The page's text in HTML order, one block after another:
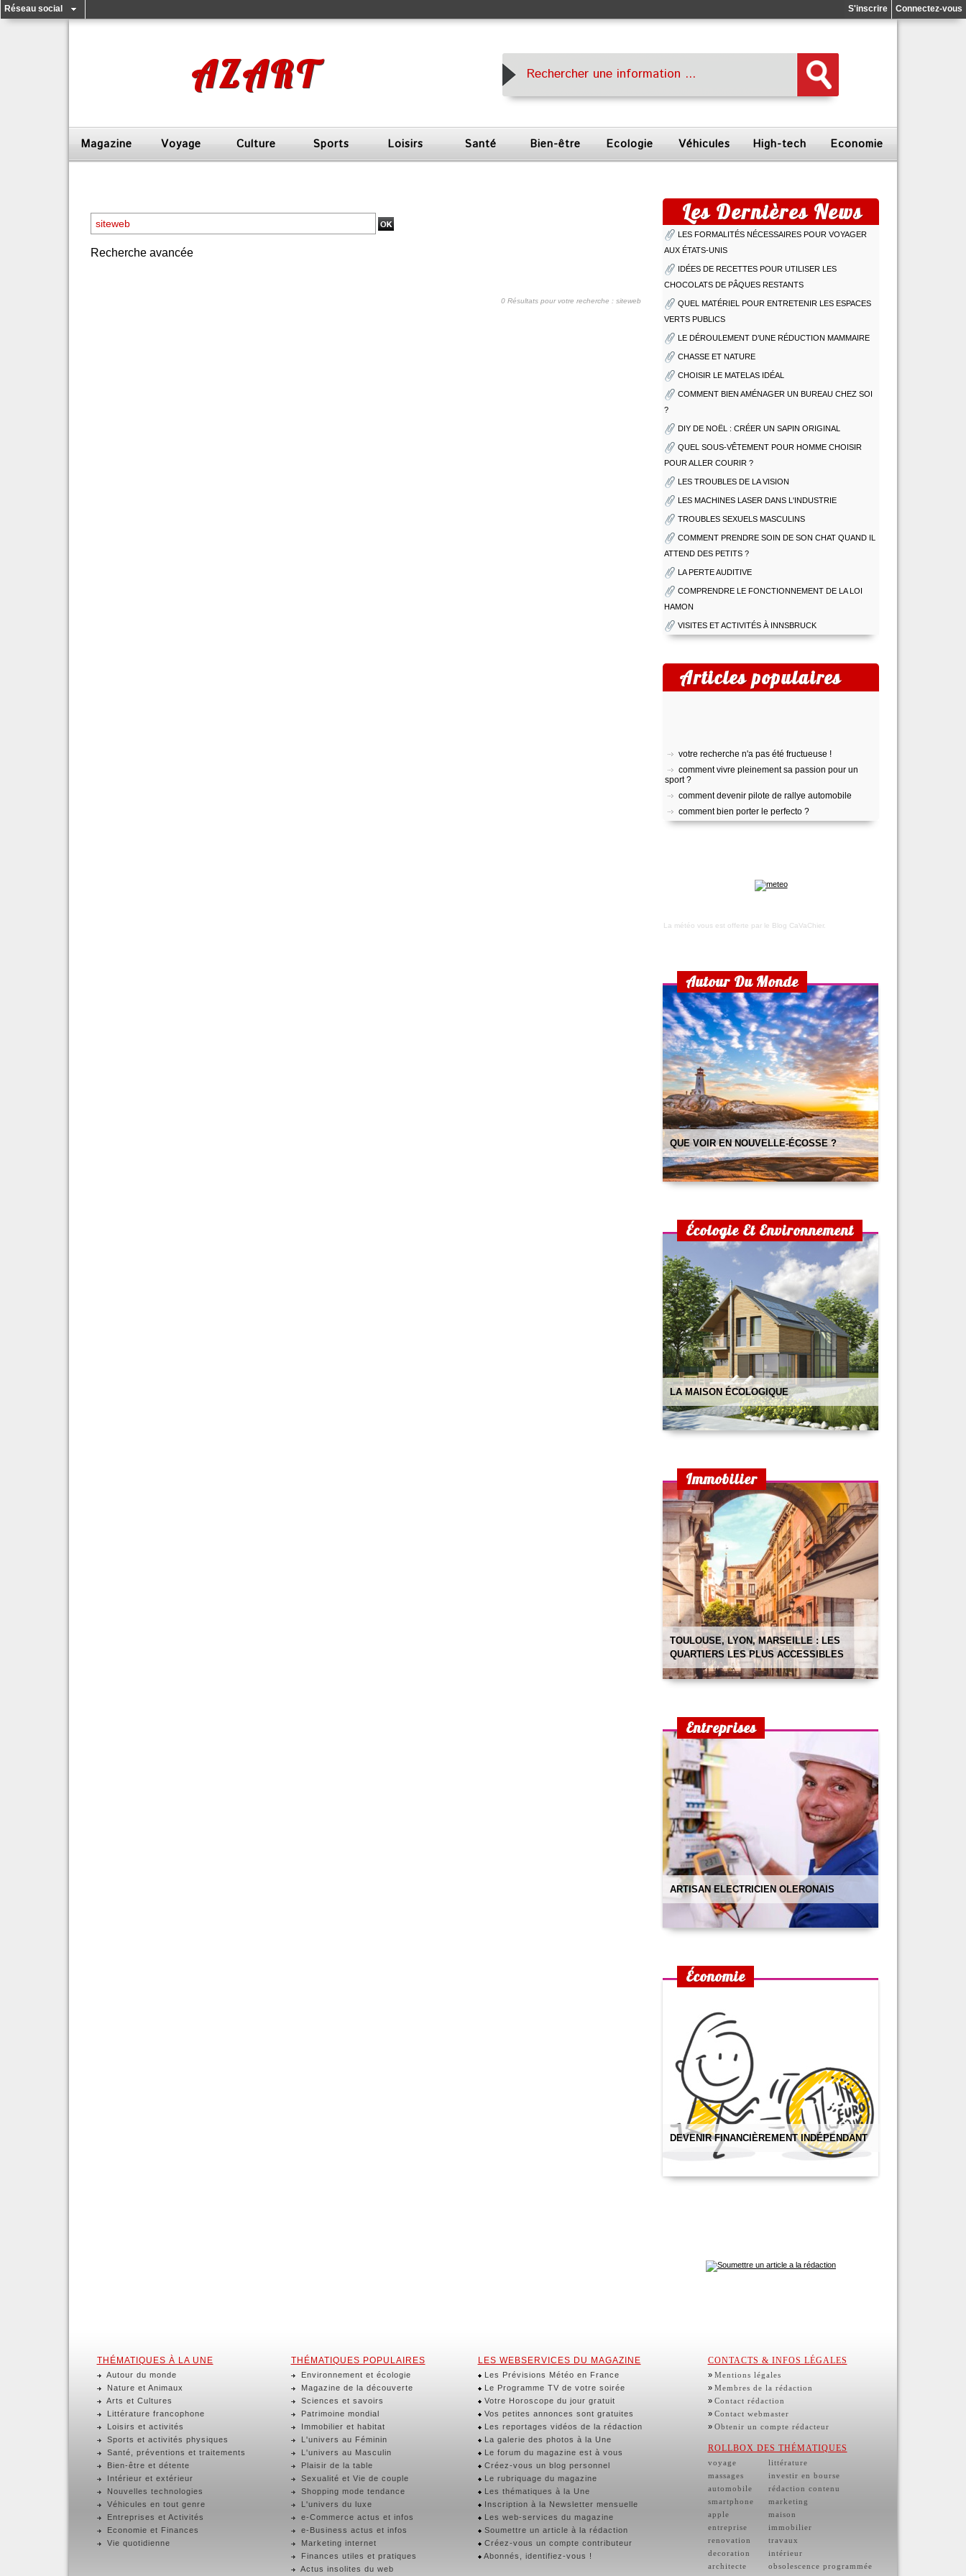
Réseau social Connectez-vous
S'inscrire
AZART
Magazine Voyage Culture Sports Loisirs Santé Bien-être Ecologie Véhicules High-tech Economie
Recherche avancée
0 Résultats pour votre recherche : siteweb
Les Dernières News
LES FORMALITÉS NÉCESSAIRES POUR VOYAGER
AUX ÉTATS-UNIS
IDÉES DE RECETTES POUR UTILISER LES
CHOCOLATS DE PÂQUES RESTANTS
QUEL MATÉRIEL POUR ENTRETENIR LES ESPACES
VERTS PUBLICS
LE DÉROULEMENT D’UNE RÉDUCTION MAMMAIRE
CHASSE ET NATURE
CHOISIR LE MATELAS IDÉAL
COMMENT BIEN AMÉNAGER UN BUREAU CHEZ SOI
?
DIY DE NOËL : CRÉER UN SAPIN ORIGINAL
QUEL SOUS-VÊTEMENT POUR HOMME CHOISIR
POUR ALLER COURIR ?
LES TROUBLES DE LA VISION
LES MACHINES LASER DANS L'INDUSTRIE
TROUBLES SEXUELS MASCULINS
COMMENT PRENDRE SOIN DE SON CHAT QUAND IL
ATTEND DES PETITS ?
LA PERTE AUDITIVE
COMPRENDRE LE FONCTIONNEMENT DE LA LOI
HAMON
VISITES ET ACTIVITÉS À INNSBRUCK
Articles populaires
comment vivre pleinement sa passion pour un
sport ?
comment devenir pilote de rallye automobile
comment bien porter le perfecto ?
pratiquer le yoga
voyage sur l’île d’oléron
toulouse, lyon, marseille : les quartiers les plus
choisir un lit pour son bébé
préparer un lit douillet pour son bébé
aménager une chambre d’enfant pour 2 enfants
la maison écologique
cuisine pour enfants : 2 recettes simples et
efficaces
petite cuisine : nos astuces !
comment prendre soin de son chat quand il attend
des petits ?
comment bien aménager un bureau chez soi ?
La météo vous est offerte par le Blog CaVaChier.
Autour Du Monde
QUE VOIR EN NOUVELLE-ÉCOSSE ?
Écologie Et Environnement
LA MAISON ÉCOLOGIQUE
Immobilier
TOULOUSE, LYON, MARSEILLE : LES
QUARTIERS LES PLUS ACCESSIBLES
Entreprises
ARTISAN ELECTRICIEN OLERONAIS
Économie
DEVENIR FINANCIÈREMENT INDÉPENDANT
THÉMATIQUES À LA UNE
Autour du monde
Nature et Animaux
Arts et Cultures
Littérature francophone
Loisirs et activités
Sports et activités physiques
Santé, préventions et traitements
Bien-être et détente
Intérieur et extérieur
Nouvelles technologies
Véhicules en tout genre
Entreprises et Activités
Economie et Finances
Vie quotidienne
THÉMATIQUES POPULAIRES
Environnement et écologie
Magazine de la découverte
Sciences et savoirs
Patrimoine mondial
Immobilier et habitat
L'univers au Féminin
L'univers au Masculin
Plaisir de la table
Sexualité et Vie de couple
Shopping mode tendance
L'univers du luxe
e-Commerce actus et infos
e-Business actus et infos
Marketing internet
Finances utiles et pratiques
Actus insolites du web
LES WEBSERVICES DU MAGAZINE
Les Prévisions Météo en France
Le Programme TV de votre soirée
Votre Horoscope du jour gratuit
Vos petites annonces sont gratuites
Les reportages vidéos de la rédaction
La galerie des photos à la Une
Le forum du magazine est à vous
Créez-vous un blog personnel
Le rubriquage du magazine
Les thématiques à la Une
Inscription à la Newsletter mensuelle
Les web-services du magazine
Soumettre un article à la rédaction
Créez-vous un compte contributeur
Abonnés, identifiez-vous !
CONTACTS & INFOS LÉGALES
» Mentions légales
» Membres de la rédaction
» Contact rédaction
» Contact webmaster
» Obtenir un compte rédacteur
ROLLBOX DES THÉMATIQUES
voyage
massages
automobile
smartphone
apple
entreprise
renovation
decoration
architecte
littérature
investir en bourse
rédaction contenu
marketing
maison
immobilier
travaux
intérieur
obsolescence programmée